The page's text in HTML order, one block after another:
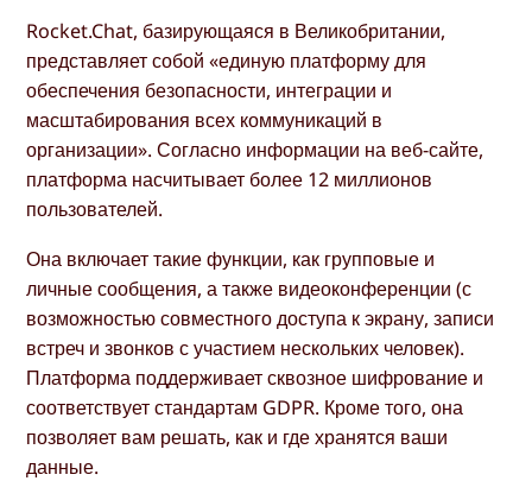
Rocket.Chat, базирующаяся в Великобритании,
представляет собой «единую платформу для
обеспечения безопасности, интеграции и
масштабирования всех коммуникаций в
организации». Согласно информации на веб-сайте,
платформа насчитывает более 12 миллионов
пользователей.
Она включает такие функции, как групповые и
личные сообщения, а также видеоконференции (с
возможностью совместного доступа к экрану, записи
встреч и звонков с участием нескольких человек).
Платформа поддерживает сквозное шифрование и
соответствует стандартам GDPR. Кроме того, она
позволяет вам решать, как и где хранятся ваши
данные.